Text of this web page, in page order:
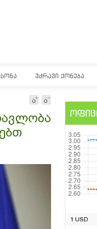
ᲣᲫᲠᲐᲕᲘ ᲥᲝᲜᲔᲑᲐ
1 USD